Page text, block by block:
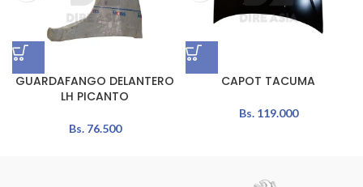
GUARDAFANGO DELANTERO
LH PICANTO
Bs.76.500
CAPOT TACUMA
Bs.119.000